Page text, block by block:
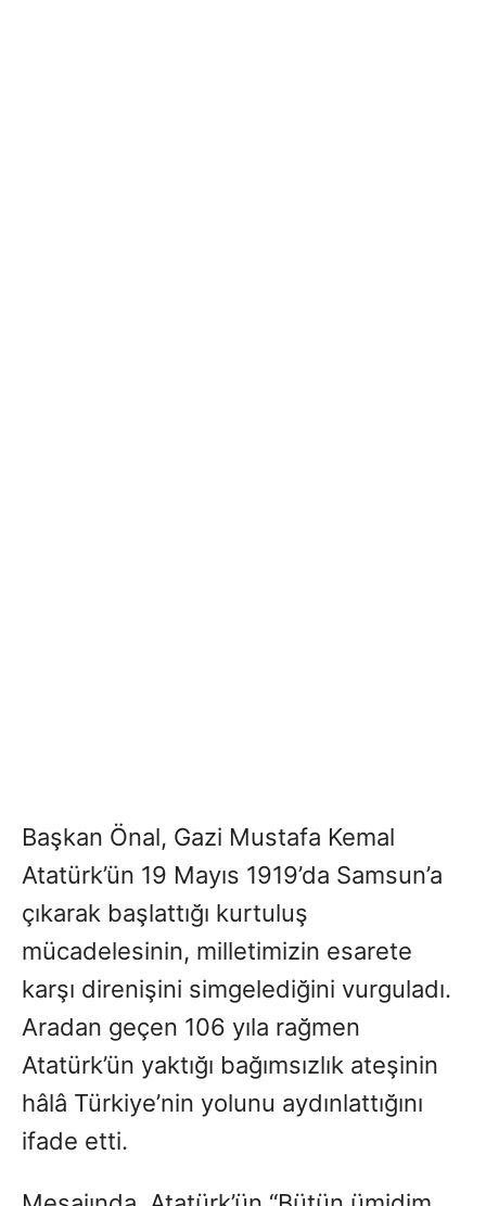
Başkan Önal, Gazi Mustafa Kemal
Atatürk’ün 19 Mayıs 1919’da Samsun’a
çıkarak başlattığı kurtuluş
mücadelesinin, milletimizin esarete
karşı direnişini simgelediğini vurguladı.
Aradan geçen 106 yıla rağmen
Atatürk’ün yaktığı bağımsızlık ateşinin
hâlâ Türkiye’nin yolunu aydınlattığını
ifade etti.